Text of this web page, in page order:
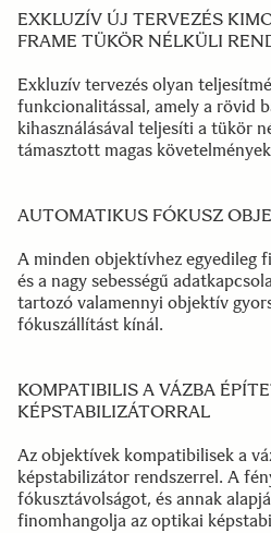
EXKLUZÍV ÚJ TERVEZÉS
FRAME TÜKÖR NÉLKÜLI
Exkluzív tervezés olyan
funkcionalitással, amely a rövid
kihasználásával teljesíti a tükör
támasztott magas
AUTOMATIKUS FÓKUSZ
A minden objektívhez egyedileg
és a nagy sebességű
tartozó valamennyi objektív
fókuszállítást kínál.
KOMPATIBILIS A VÁZBA
KÉPSTABILIZÁTORRAL
Az objektívek kompatibilisek a
képstabilizátor rendszerrel. A
fókusztávolságot, és annak
finomhangolja az optikai